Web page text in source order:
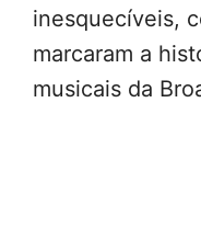
inesquecíveis,
marcaram a
musicais da